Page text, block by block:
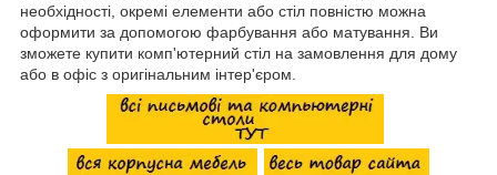
необхідності, окремі елементи або стіл повністю можна
оформити за допомогою фарбування або матування. Ви
зможете купити комп'ютерний стіл на замовлення для дому
або в офіс з оригінальним інтер'єром.